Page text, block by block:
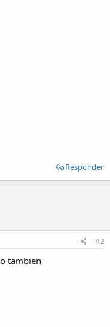
Responder
#2
tambien